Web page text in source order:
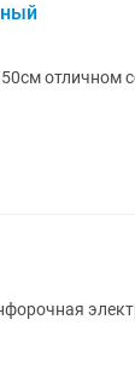
отличном